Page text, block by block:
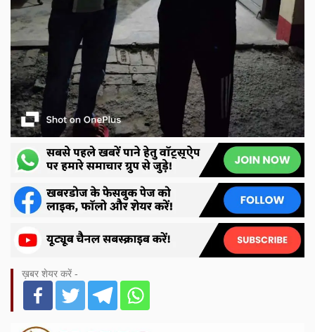
ख़बर शेयर करें -